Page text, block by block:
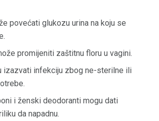
povećati glukozu urina na koju se
promijeniti zaštitnu floru u vagini.
izazvati infekciju zbog ne-sterilne ili
i ženski deodoranti mogu dati
da napadnu.